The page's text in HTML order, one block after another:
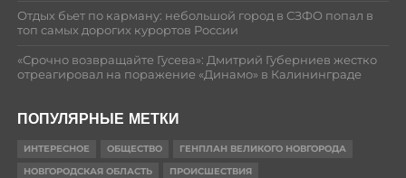
Отдых бьет по карману: небольшой город в СЗФО попал в
топ самых дорогих курортов России
«Срочно возвращайте Гусева»: Дмитрий Губерниев жестко
отреагировал на поражение «Динамо» в Калининграде
ПОПУЛЯРНЫЕ МЕТКИ
ИНТЕРЕСНОЕ ОБЩЕСТВО
ГЕНПЛАН ВЕЛИКОГО НОВГОРОДА
НОВГОРОДСКАЯ ОБЛАСТЬ
ПРОИСШЕСТВИЯ